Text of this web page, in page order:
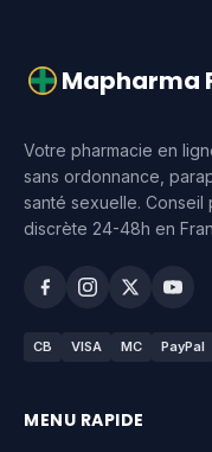
Mapharma
Votre pharmacie en
sans ordonnance,
santé sexuelle. Conseil
discrète 24-48h en
CB VISA MC PayPal
MENU RAPIDE